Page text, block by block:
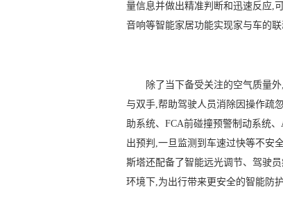
量信息并做出精准判断和迅速反应,
音响等智能家居功能实现家与车的
除了当下备受关注的空气质量
与双手,帮助驾驶人员消除因操作疏
助系统、FCA前碰撞预警制动系统
出预判,一旦监测到车速过快等不安
斯塔还配备了智能远光调节、驾驶
环境下,为出行带来更安全的智能防护